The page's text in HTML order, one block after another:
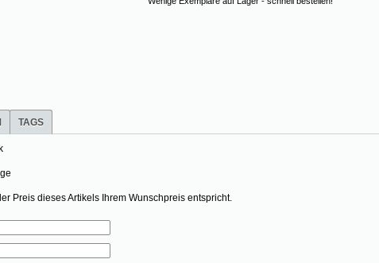
TAGS
Preis dieses Artikels Ihrem Wunschpreis entspricht.